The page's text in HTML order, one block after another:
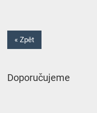
« Zpět
Doporučujeme